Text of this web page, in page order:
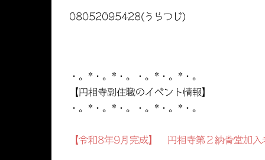
08052095428(うらつじ)
・。*・。*・。・。*・。*・。
【円相寺副住職のイベント情報】
・。*・。*・。・。*・。*・。
【令和8年9月完成】 円相寺第２納骨堂加入